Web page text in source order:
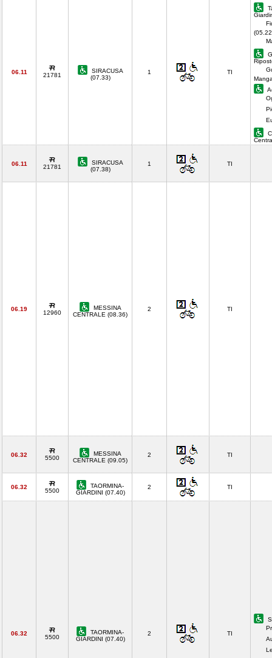
06.11 21781
SIRACUSA
(07.33)
1 TI
06.11 21781
SIRACUSA
(07.38)
1 TI
06.19
12960
MESSINA
CENTRALE (08.36)
2 TI
06.32 5500
MESSINA
CENTRALE (09.05)
2 TI
06.32
5500
TAORMINA-
GIARDINI (07.40)
2 TI
06.32
5500
TAORMINA-
GIARDINI (07.40)
2 TI